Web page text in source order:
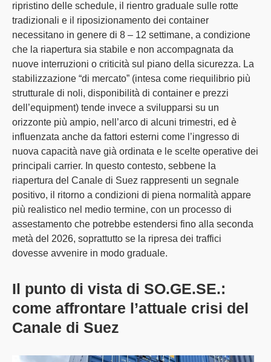
ripristino delle schedule, il rientro graduale sulle rotte
tradizionali e il riposizionamento dei container
necessitano in genere di 8 – 12 settimane, a condizione
che la riapertura sia stabile e non accompagnata da
nuove interruzioni o criticità sul piano della sicurezza. La
stabilizzazione “di mercato” (intesa come riequilibrio più
strutturale di noli, disponibilità di container e prezzi
dell’equipment) tende invece a svilupparsi su un
orizzonte più ampio, nell’arco di alcuni trimestri, ed è
influenzata anche da fattori esterni come l’ingresso di
nuova capacità nave già ordinata e le scelte operative dei
principali carrier. In questo contesto, sebbene la
riapertura del Canale di Suez rappresenti un segnale
positivo, il ritorno a condizioni di piena normalità appare
più realistico nel medio termine, con un processo di
assestamento che potrebbe estendersi fino alla seconda
metà del 2026, soprattutto se la ripresa dei traffici
dovesse avvenire in modo graduale.
Il punto di vista di SO.GE.SE.:
come affrontare l’attuale crisi del
Canale di Suez